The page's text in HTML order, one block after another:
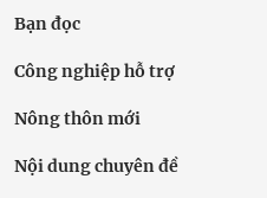
Bạn đọc
Công nghiệp hỗ trợ
Nông thôn mới
Nội dung chuyên đề